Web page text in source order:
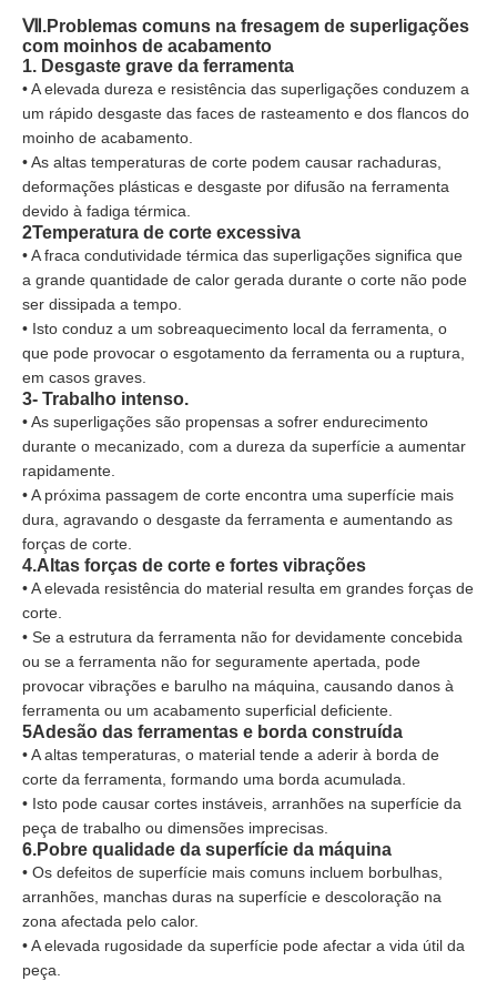
Ⅶ.Problemas comuns na fresagem de superligações
com moinhos de acabamento
1. Desgaste grave da ferramenta
• A elevada dureza e resistência das superligações conduzem a
um rápido desgaste das faces de rasteamento e dos flancos do
moinho de acabamento.
• As altas temperaturas de corte podem causar rachaduras,
deformações plásticas e desgaste por difusão na ferramenta
devido à fadiga térmica.
2Temperatura de corte excessiva
• A fraca condutividade térmica das superligações significa que
a grande quantidade de calor gerada durante o corte não pode
ser dissipada a tempo.
• Isto conduz a um sobreaquecimento local da ferramenta, o
que pode provocar o esgotamento da ferramenta ou a ruptura,
em casos graves.
3- Trabalho intenso.
• As superligações são propensas a sofrer endurecimento
durante o mecanizado, com a dureza da superfície a aumentar
rapidamente.
• A próxima passagem de corte encontra uma superfície mais
dura, agravando o desgaste da ferramenta e aumentando as
forças de corte.
4.Altas forças de corte e fortes vibrações
• A elevada resistência do material resulta em grandes forças de
corte.
• Se a estrutura da ferramenta não for devidamente concebida
ou se a ferramenta não for seguramente apertada, pode
provocar vibrações e barulho na máquina, causando danos à
ferramenta ou um acabamento superficial deficiente.
5Adesão das ferramentas e borda construída
• A altas temperaturas, o material tende a aderir à borda de
corte da ferramenta, formando uma borda acumulada.
• Isto pode causar cortes instáveis, arranhões na superfície da
peça de trabalho ou dimensões imprecisas.
6.Pobre qualidade da superfície da máquina
• Os defeitos de superfície mais comuns incluem borbulhas,
arranhões, manchas duras na superfície e descoloração na
zona afectada pelo calor.
• A elevada rugosidade da superfície pode afectar a vida útil da
peça.